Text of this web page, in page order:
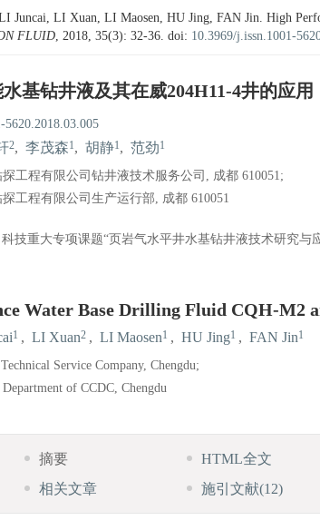
Juncai, LI Xuan, LI Maosen, HU Jing, FAN Jin. High
FLUID, 2018, 35(3): 32-36. doi: 10.3969/j.issn.1001-
基钻井液及其在威204H11-4井的应用
5620.2018.03.005
2, 李茂森1, 胡静1, 范劲1
工程有限公司钻井液技术服务公司, 成都 610051;
工程有限公司生产运行部, 成都 610051
技重大专项课题“页岩气水平井水基钻井液技术研究与应
Water Base Drilling Fluid CQH-M2
1 , LI Xuan2 , LI Maosen1 , HU Jing1 , FAN Jin1
Service Company, Chengdu;
of CCDC, Chengdu
摘要 HTML全文
相关文章
施引文献(12)